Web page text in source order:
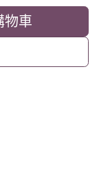
物車